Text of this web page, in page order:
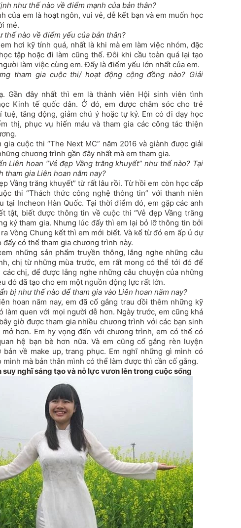
như thế nào về điểm mạnh của bản thân?
của em là hoạt ngôn, vui vẻ, dễ kết bạn và em muốn học
mẻ.
thế nào về điểm yếu của bản thân?
hơi kỹ tính quá, nhất là khi mà em làm việc nhóm, đặc
tập hoặc đi làm cũng thế. Đôi khi cầu toàn quá lại tạo
làm việc cùng em. Đấy là điểm yếu lớn nhất của em.
tham gia cuộc thi/ hoạt động cộng đồng nào? Giải
Gần đây nhất thì em là thành viên Hội sinh viên tình
Kinh tế quốc dân. Ở đó, em được chăm sóc cho trẻ
tuệ, tăng động, giảm chú ý hoặc tự kỷ. Em có đi dạy học
thị, phục vụ hiến máu và tham gia các công tác thiện
gia cuộc thi “The Next MC” năm 2016 và giành được giải
chương trình gần đây nhất mà em tham gia.
Liên hoan “Vẻ đẹp Vầng trăng khuyết” như thế nào? Tại
tham gia Liên hoan năm nay?
Vầng trăng khuyết” từ rất lâu rồi. Từ hồi em còn học cấp
thi “Thách thức công nghệ thông tin” với thanh niên
tại Incheon Hàn Quốc. Tại thời điểm đó, em gặp các anh
tật, biết được thông tin về cuộc thi “Vẻ đẹp Vầng trăng
ký tham gia. Nhưng lúc đấy thì em lại bỏ lỡ thông tin bởi
Vòng Chung kết thì em mới biết. Và kể từ đó em ấp ủ dự
có thể tham gia chương trình này.
những sản phẩm truyền thông, lắng nghe những câu
chị từ những mùa trước, em rất mong có thể tới đó để
các chị, để được lắng nghe những câu chuyện của những
đó đã tạo cho em một nguồn động lực rất lớn.
bị như thế nào để tham gia vào Liên hoan năm nay?
hoan năm nay, em đã cố gắng trau dồi thêm những kỹ
làm quen với mọi người dễ hơn. Ngày trước, em cũng khá
giờ được tham gia nhiều chương trình với các bạn sinh
hơn. Em hy vọng đến với chương trình, em có thể có
hệ bạn bè hơn nữa. Và em cũng cố gắng rèn luyện
bản về make up, trang phục. Em nghĩ những gì mình có
mà bản thân mình có thể làm được thì cần cố gắng.
suy nghĩ sáng tạo và nỗ lực vươn lên trong cuộc sống